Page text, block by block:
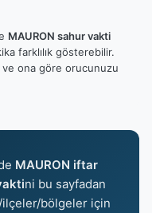
MAURON sahur vakti
farklılık gösterebilir.
ve ona göre orucunuzu
MAURON iftar
ni bu sayfadan
bölgeler için